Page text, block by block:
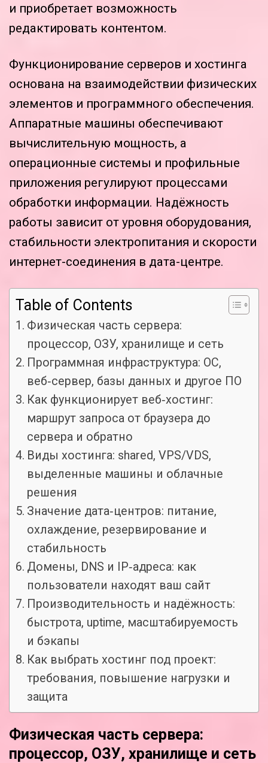
и приобретает возможность
редактировать контентом.
Функционирование серверов и хостинга
основана на взаимодействии физических
элементов и программного обеспечения.
Аппаратные машины обеспечивают
вычислительную мощность, а
операционные системы и профильные
приложения регулируют процессами
обработки информации. Надёжность
работы зависит от уровня оборудования,
стабильности электропитания и скорости
интернет-соединения в дата-центре.
Table of Contents
Физическая часть сервера:
процессор, ОЗУ, хранилище и сеть
Программная инфраструктура: ОС,
веб‑сервер, базы данных и другое ПО
Как функционирует веб‑хостинг:
маршрут запроса от браузера до
сервера и обратно
Виды хостинга: shared, VPS/VDS,
выделенные машины и облачные
решения
Значение дата‑центров: питание,
охлаждение, резервирование и
стабильность
Домены, DNS и IP‑адреса: как
пользователи находят ваш сайт
Производительность и надёжность:
быстрота, uptime, масштабируемость
и бэкапы
Как выбрать хостинг под проект:
требования, повышение нагрузки и
защита
Физическая часть сервера:
процессор, ОЗУ, хранилище и сеть